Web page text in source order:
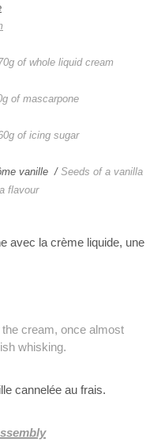
of whole liquid cream
of mascarpone
of icing sugar
vanille / Seeds of a vanilla
flavour
avec la crème liquide, une
cream, once almost
whisking.
cannelée au frais.